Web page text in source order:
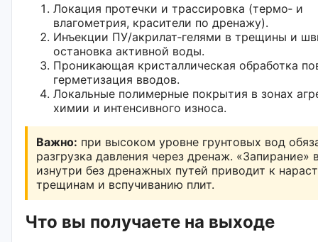
Локация протечки и трассировка (термо‑ и
влагометрия, красители по дренажу).
Инъекции ПУ/акрилат‑гелями в трещины и
остановка активной воды.
Проникающая кристаллическая обработка
герметизация вводов.
Локальные полимерные покрытия в зонах
химии и интенсивного износа.
Важно: при высоком уровне грунтовых вод
разгрузка давления через дренаж. «Запирание»
изнутри без дренажных путей приводит к
трещинам и вспучиванию плит.
Что вы получаете на выходе